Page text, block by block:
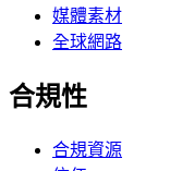
媒體素材
全球網路
合規性
合規資源